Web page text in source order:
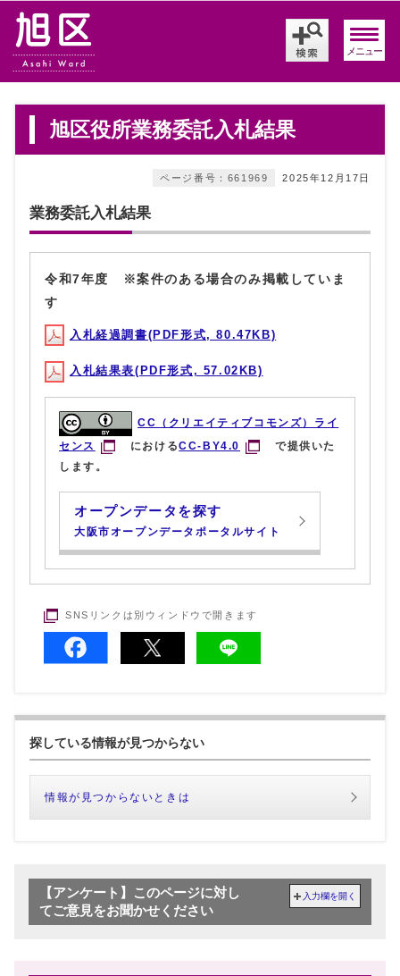
メニュー
旭区役所業務委託入札結果
2025年12月17日
ページ番号：661969
業務委託入札結果
令和7年度 ※案件のある場合のみ掲載していま
す
入札経過調書(PDF形式, 80.47KB)
入札結果表(PDF形式, 57.02KB)
CC（クリエイティブコモンズ）ライ
センス
におけるCC-BY4.0
で提供いた
します。
オープンデータを探す
大阪市オープンデータポータルサイト
SNSリンクは別ウィンドウで開きます
探している情報が見つからない
情報が見つからないときは
【アンケート】このページに対し
てご意見をお聞かせください
入力欄を開く